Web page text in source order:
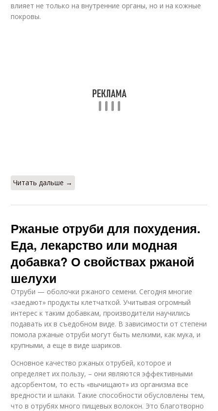
влияет не только на внутренние органы, но и на кожные
покровы.
Читать дальше →
Ржаные отруби для похудения.
Еда, лекарство или модная
добавка? О свойствах ржаной
шелухи
Отруби — оболочки ржаного семени. Сегодня многие
«заедают» продукты клетчаткой. Учитывая огромный
интерес к таким добавкам, производители научились
подавать их в съедобном виде. В зависимости от степени
помола ржаные отруби могут быть мелкими, как мука, и
крупными, а еще в виде шариков.
Основное качество ржаных отрубей, которое и
определяет их пользу, – они являются эффективными
адсорбентом, то есть «вычищают» из организма все
вредности и шлаки. Такие способности обусловлены тем,
что в отрубях много пищевых волокон. Это благотворно